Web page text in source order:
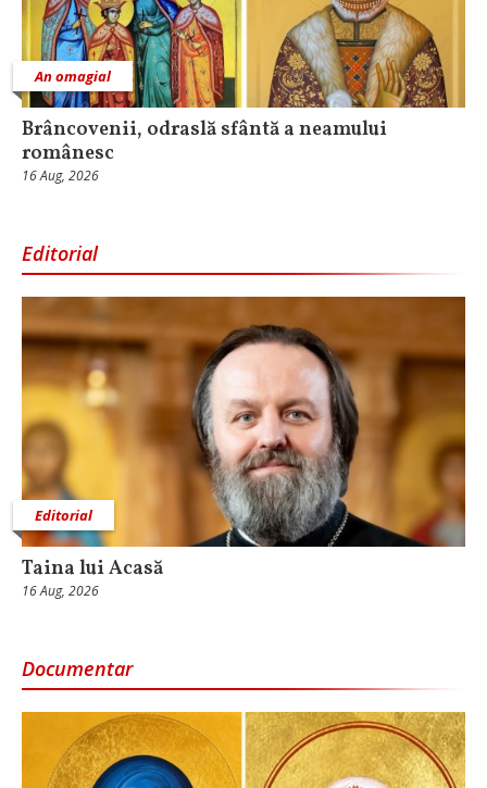
An omagial
Brâncovenii, odraslă sfântă a neamului
românesc
16 Aug, 2026
Editorial
Editorial
Taina lui Acasă
16 Aug, 2026
Documentar